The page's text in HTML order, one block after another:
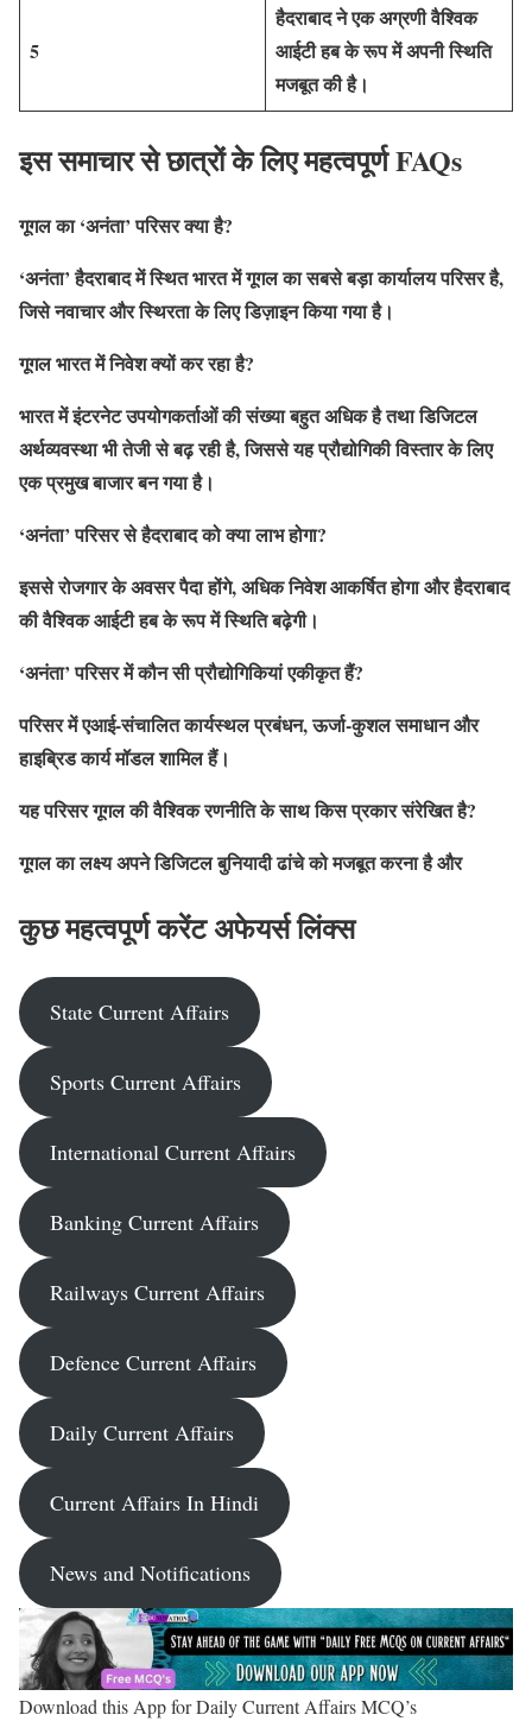
5
हैदराबाद ने एक अग्रणी वैश्विक
आईटी हब के रूप में अपनी स्थिति
मजबूत की है।
इस समाचार से छात्रों के लिए महत्वपूर्ण FAQs
गूगल का ‘अनंता’ परिसर क्या है?
‘अनंता’ हैदराबाद में स्थित भारत में गूगल का सबसे बड़ा कार्यालय परिसर है,
जिसे नवाचार और स्थिरता के लिए डिज़ाइन किया गया है।
गूगल भारत में निवेश क्यों कर रहा है?
भारत में इंटरनेट उपयोगकर्ताओं की संख्या बहुत अधिक है तथा डिजिटल
अर्थव्यवस्था भी तेजी से बढ़ रही है, जिससे यह प्रौद्योगिकी विस्तार के लिए
एक प्रमुख बाजार बन गया है।
‘अनंता’ परिसर से हैदराबाद को क्या लाभ होगा?
इससे रोजगार के अवसर पैदा होंगे, अधिक निवेश आकर्षित होगा और हैदराबाद
की वैश्विक आईटी हब के रूप में स्थिति बढ़ेगी।
‘अनंता’ परिसर में कौन सी प्रौद्योगिकियां एकीकृत हैं?
परिसर में एआई-संचालित कार्यस्थल प्रबंधन, ऊर्जा-कुशल समाधान और
हाइब्रिड कार्य मॉडल शामिल हैं।
यह परिसर गूगल की वैश्विक रणनीति के साथ किस प्रकार संरेखित है?
गूगल का लक्ष्य अपने डिजिटल बुनियादी ढांचे को मजबूत करना है और
कुछ महत्वपूर्ण करेंट अफेयर्स लिंक्स
State Current Affairs
Sports Current Affairs
International Current Affairs
Banking Current Affairs
Railways Current Affairs
Defence Current Affairs
Daily Current Affairs
Current Affairs In Hindi
News and Notifications
Download this App for Daily Current Affairs MCQ’s